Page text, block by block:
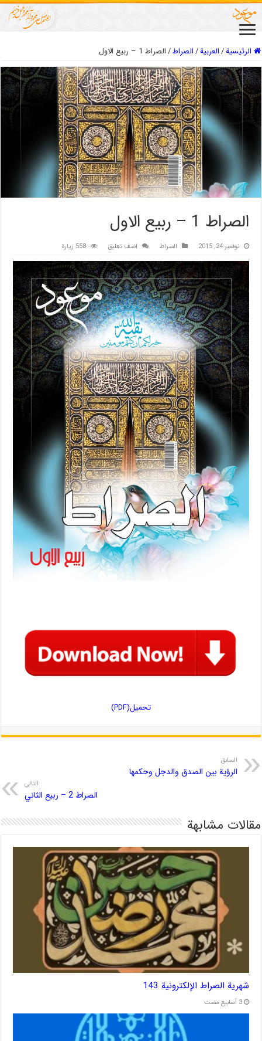
الرئيسية/العربیة/الصراط/الصراط 1 – ربیع الاول
الصراط 1 – ربیع الاول
نوفمبر 24, 2015 الصراط اضف تعليق 558 زيارة
تحمیل(PDF)
السابق
الرؤية بين الصدق والدجل وحكمها
التالي
الصراط 2 – ربیع الثاني
مقالات مشابهة
شهریة الصراط الإلكترونية 143
‏3 أسابيع مضت